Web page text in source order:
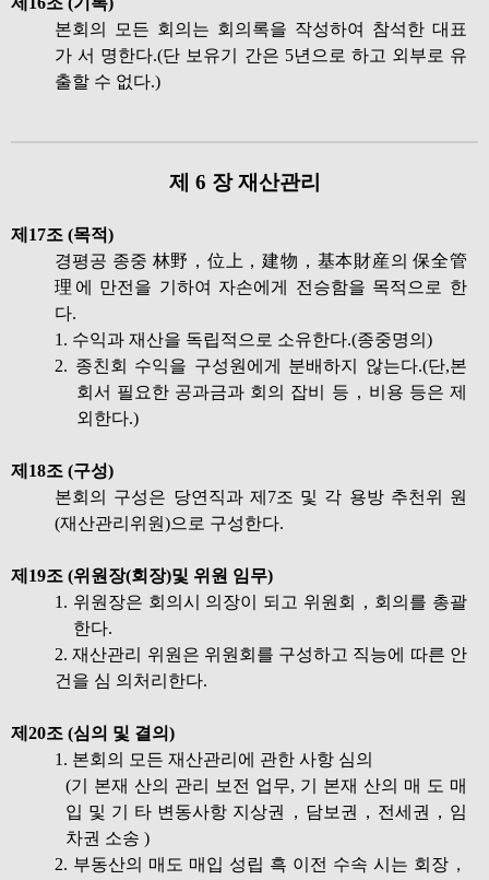
본회의 모든 회의는 회의록을 작성하여 참석한 대표
가 서 명한다.(단 보유기 간은 5년으로 하고 외부로 유
출할 수 없다.)
제 6 장 재산관리
제17조 (목적)
경평공 종중 林野，位上，建物，基本財産의 保全管
理에 만전을 기하여 자손에게 전승함을 목적으로 한
다.
1. 수익과 재산을 독립적으로 소유한다.(종중명의)
2. 종친회 수익을 구성원에게 분배하지 않는다.(단,본
회서 필요한 공과금과 회의 잡비 등，비용 등은 제
외한다.)
제18조 (구성)
본회의 구성은 당연직과 제7조 및 각 용방 추천위 원
(재산관리위원)으로 구성한다.
제19조 (위원장(회장)및 위원 임무)
1. 위원장은 회의시 의장이 되고 위원회，회의를 총괄
한다.
2. 재산관리 위원은 위원회를 구성하고 직능에 따른 안
건을 심 의처리한다.
제20조 (심의 및 결의)
1. 본회의 모든 재산관리에 관한 사항 심의
(기 본재 산의 관리 보전 업무, 기 본재 산의 매 도 매
입 및 기 타 변동사항 지상권，담보권，전세권，임
차권 소송 )
2. 부동산의 매도 매입 성립 흑 이전 수속 시는 회장，